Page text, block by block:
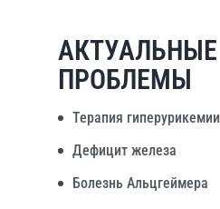
АКТУАЛЬНЫЕ
ПРОБЛЕМЫ
Терапия гиперурикемии
Дефицит железа
Болезнь Альцгеймера